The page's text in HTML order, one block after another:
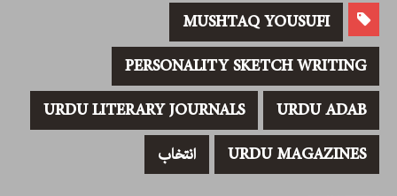
MUSHTAQ YOUSUFI
PERSONALITY SKETCH WRITING
URDU ADAB
URDU LITERARY JOURNALS
URDU MAGAZINES
انتخاب